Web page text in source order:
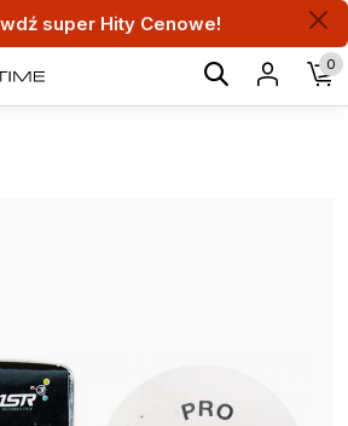
super Hity Cenowe!
0